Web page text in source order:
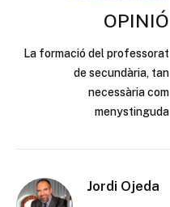
OPINIÓ
La formació del professorat
de secundària, tan
necessària com
menystinguda
Jordi Ojeda